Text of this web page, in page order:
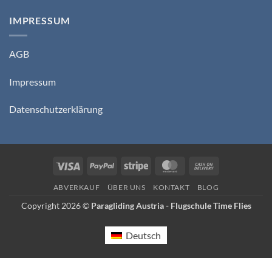
IMPRESSUM
AGB
Impressum
Datenschutzerklärung
Visa PayPal Stripe MasterCard
Delivery
ABVERKAUF ÜBER UNS KONTAKT BLOG
Copyright 2026 © Paragliding Austria - Flugschule Time Flies
Deutsch